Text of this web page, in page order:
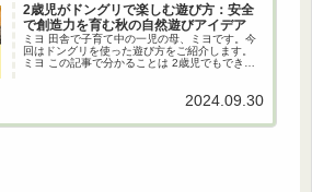
2歳児がドングリで楽しむ遊び方：安全
で創造力を育む秋の自然遊びアイデア
ミヨ 田舎で子育て中の一児の母、ミヨです。今
回はドングリを使った遊び方をご紹介します。
ミヨ この記事で分かることは 2歳児でもできる
2024.09.30